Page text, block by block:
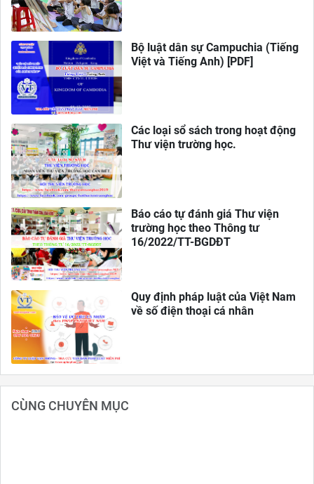
Bộ luật dân sự Campuchia (Tiếng
Việt và Tiếng Anh) [PDF]
Các loại sổ sách trong hoạt động
Thư viện trường học.
Báo cáo tự đánh giá Thư viện
trường học theo Thông tư
16/2022/TT-BGDĐT
Quy định pháp luật của Việt Nam
về số điện thoại cá nhân
CÙNG CHUYÊN MỤC